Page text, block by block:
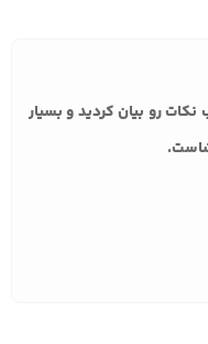
رو بیان کردید و بسیار